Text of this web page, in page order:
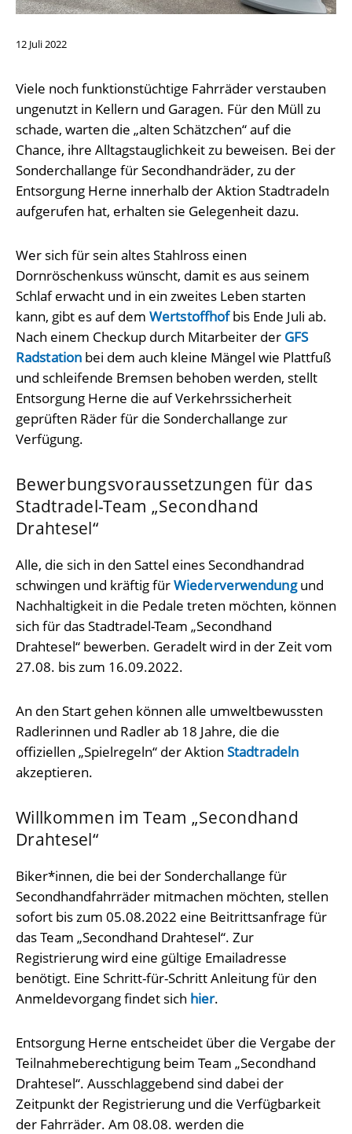
12 Juli2022
Viele noch funktionstüchtige Fahrräder verstauben
ungenutzt in Kellern und Garagen. Für den Müll zu
schade, warten die „alten Schätzchen“ auf die
Chance, ihre Alltagstauglichkeit zu beweisen. Bei der
Sonderchallange für Secondhandräder, zu der
Entsorgung Herne innerhalb der Aktion Stadtradeln
aufgerufen hat, erhalten sie Gelegenheit dazu.
Wer sich für sein altes Stahlross einen
Dornröschenkuss wünscht, damit es aus seinem
Schlaf erwacht und in ein zweites Leben starten
kann, gibt es auf dem Wertstoffhofbis Ende Juli ab.
Nach einem Checkup durch Mitarbeiter der GFS
Radstation bei dem auch kleine Mängel wie Plattfuß
und schleifende Bremsen behoben werden, stellt
Entsorgung Herne die auf Verkehrssicherheit
geprüften Räder für die Sonderchallange zur
Verfügung.
Bewerbungsvoraussetzungen für das
Stadtradel-Team „Secondhand
Drahtesel“
Alle, die sich in den Sattel eines Secondhandrad
schwingen und kräftig fürWiederverwendungund
Nachhaltigkeit in die Pedale treten möchten, können
sich für das Stadtradel-Team „Secondhand
Drahtesel“ bewerben. Geradelt wird in der Zeit vom
27.08. bis zum 16.09.2022.
An den Start gehen können alle umweltbewussten
Radlerinnen und Radler ab 18 Jahre, die die
offiziellen „Spielregeln“ der Aktion Stadtradeln
akzeptieren.
Willkommen im Team „Secondhand
Drahtesel“
Biker*innen, die bei der Sonderchallange für
Secondhandfahrräder mitmachen möchten, stellen
sofort bis zum 05.08.2022 eine Beitrittsanfrage für
das Team „Secondhand Drahtesel“. Zur
Registrierung wird eine gültige Emailadresse
benötigt. Eine Schritt-für-Schritt Anleitung für den
Anmeldevorgang findet sich hier.
Entsorgung Herne entscheidet über die Vergabe der
Teilnahmeberechtigung beim Team „Secondhand
Drahtesel“. Ausschlaggebend sind dabei der
Zeitpunkt der Registrierung und die Verfügbarkeit
der Fahrräder. Am 08.08. werden die